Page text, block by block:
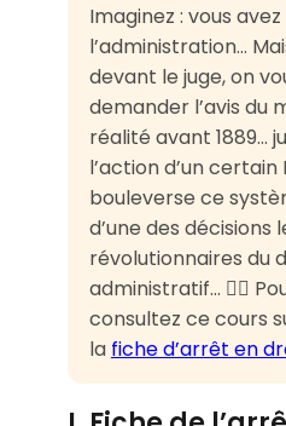
Imaginez : vous
l’administration…
devant le juge, on
demander l’avis du
réalité avant 1889…
l’action d’un certain
bouleverse ce
d’une des décisions
révolutionnaires du
administratif… 👨‍⚖️
consultez ce cours
la fiche d’arrêt en